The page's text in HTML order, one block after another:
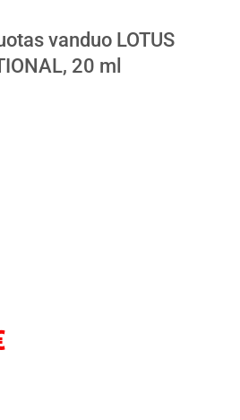
vanduo LOTUS
20 ml
Current